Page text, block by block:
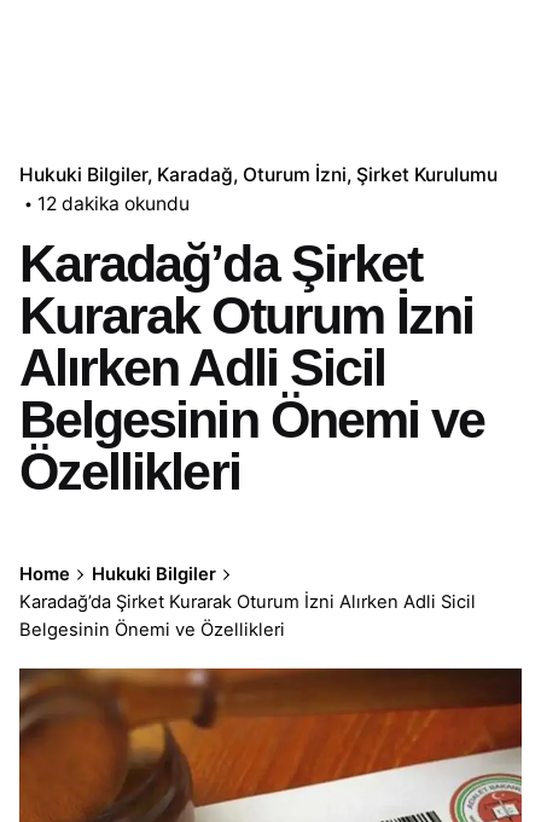
Hukuki Bilgiler Karadağ Oturum İzni Şirket Kurulumu
12 dakika okundu
Karadağ’da Şirket
Kurarak Oturum İzni
Alırken Adli Sicil
Belgesinin Önemi ve
Özellikleri
Home
Hukuki Bilgiler
Karadağ’da Şirket Kurarak Oturum İzni Alırken Adli Sicil
Belgesinin Önemi ve Özellikleri